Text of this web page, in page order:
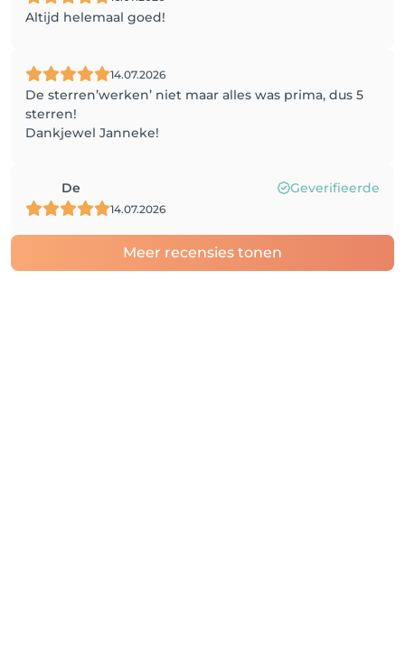
Altijd helemaal goed!
14.07.2026
De sterren’werken’ niet maar alles was prima, dus 5
sterren!
Dankjewel Janneke!
De Geverifieerde
14.07.2026
Meer recensies tonen